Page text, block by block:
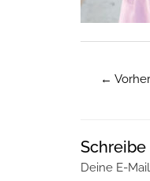
←
Deine E-